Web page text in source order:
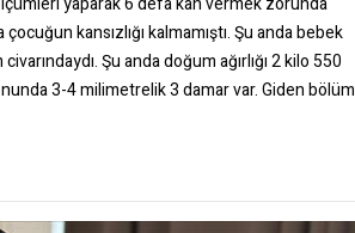
kansızlığı kalmamıştı. Şu anda bebek
Şu anda doğum ağırlığı 2 kilo 550
3-4 milimetrelik 3 damar var. Giden bölüm